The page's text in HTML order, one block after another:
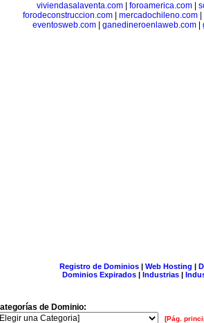
viviendasalaventa.com| foroamerica.com|
forodeconstruccion.com
mercadochileno.com
eventosweb.com| ganedineroenlaweb.com|
Registro de Dominios| Web Hosting |
Dominios Expirados | Industrias |
de Dominio:
[Pág.